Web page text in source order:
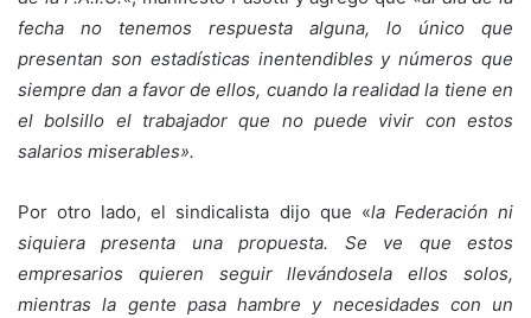
fecha no tenemos respuesta alguna, lo único que
presentan son estadísticas inentendibles y números que
siempre dan a favor de ellos, cuando la realidad la tiene en
el bolsillo el trabajador que no puede vivir con estos
salarios miserables».
Por otro lado, el sindicalista dijo que «la Federación ni
siquiera presenta una propuesta. Se ve que estos
empresarios quieren seguir llevándosela ellos solos,
mientras la gente pasa hambre y necesidades con un